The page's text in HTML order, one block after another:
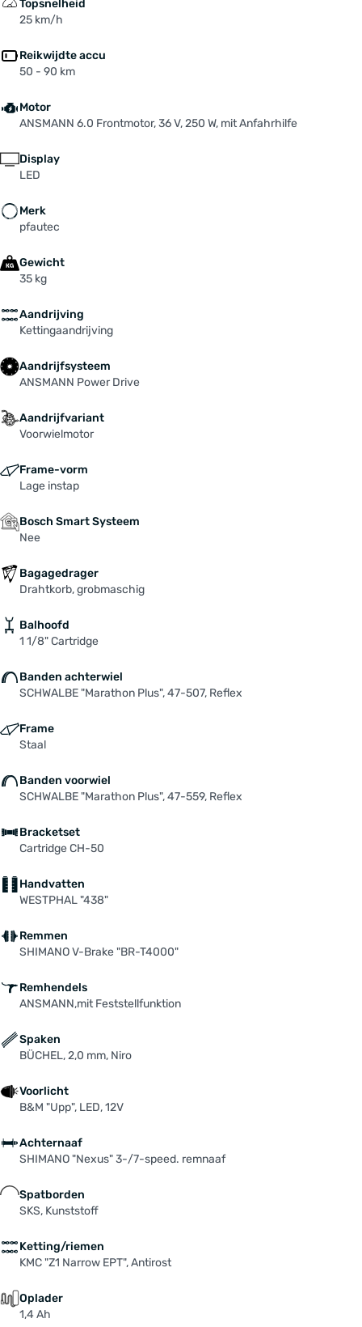
Topsnelheid
25 km/h
Reikwijdte accu
50 - 90 km
Motor
ANSMANN 6.0 Frontmotor, 36 V, 250 W, mit Anfahrhilfe
Display
LED
Merk
pfautec
Gewicht
35 kg
Aandrijving
Kettingaandrijving
Aandrijfsysteem
ANSMANN Power Drive
Aandrijfvariant
Voorwielmotor
Frame-vorm
Lage instap
Bosch Smart Systeem
Nee
Bagagedrager
Drahtkorb, grobmaschig
Balhoofd
1 1/8" Cartridge
Banden achterwiel
SCHWALBE "Marathon Plus", 47-507, Reflex
Frame
Staal
Banden voorwiel
SCHWALBE "Marathon Plus", 47-559, Reflex
Bracketset
Cartridge CH-50
Handvatten
WESTPHAL "438"
Remmen
SHIMANO V-Brake "BR-T4000"
Remhendels
ANSMANN,mit Feststellfunktion
Spaken
BÜCHEL, 2,0 mm, Niro
Voorlicht
B&M "Upp", LED, 12V
Achternaaf
SHIMANO "Nexus" 3-/7-speed. remnaaf
Spatborden
SKS, Kunststoff
Ketting/riemen
KMC "Z1 Narrow EPT", Antirost
Oplader
1,4 Ah